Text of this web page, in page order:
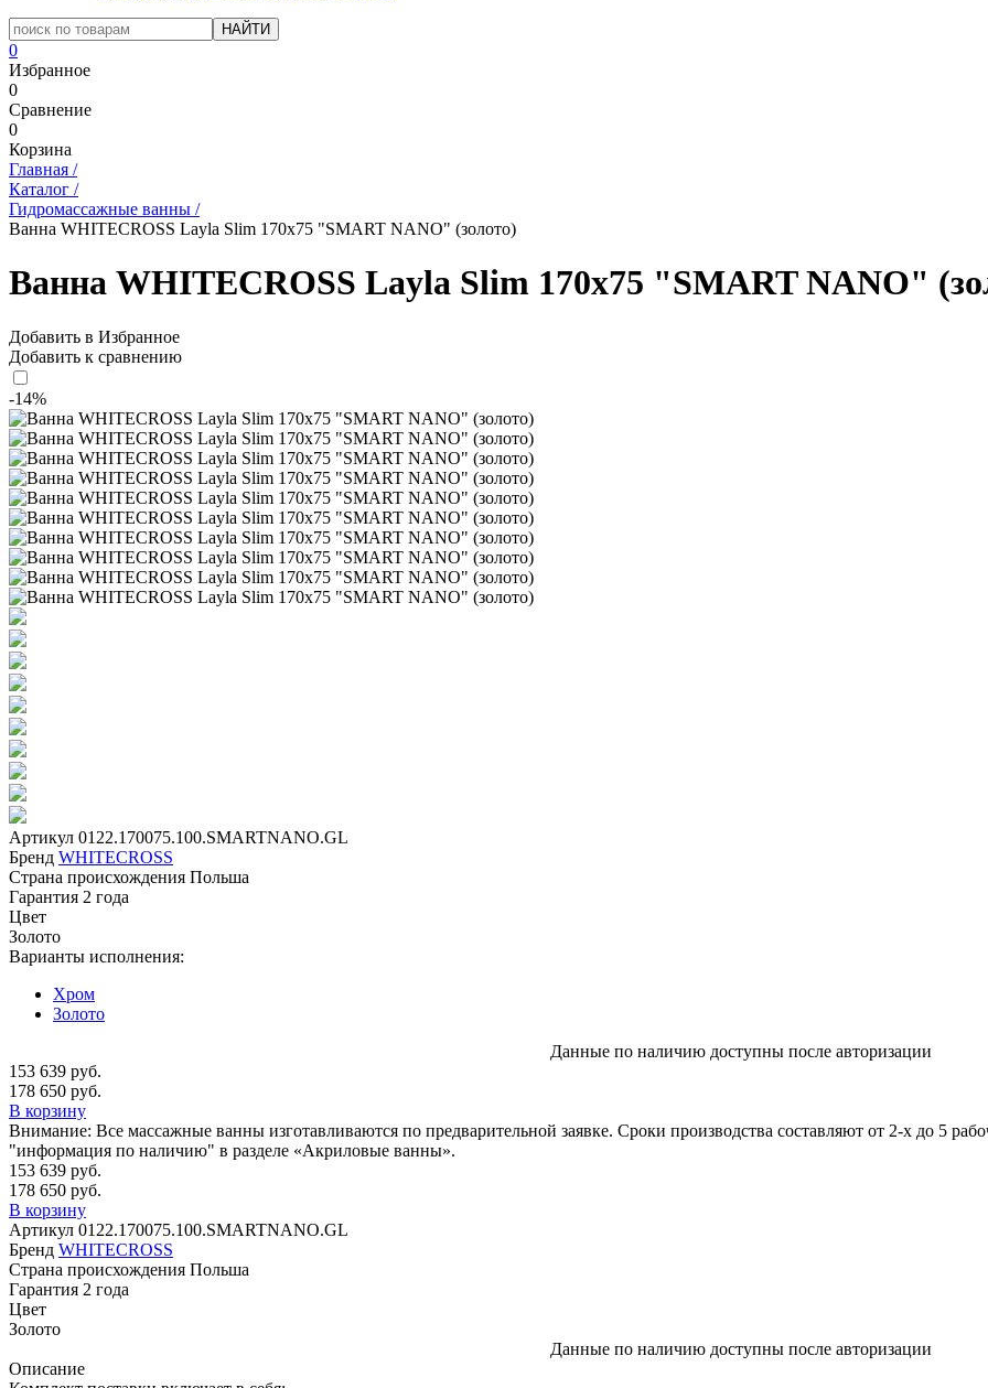
0
Избранное
0
Сравнение
0
Корзина
Главная /
Каталог /
Гидромассажные ванны /
Ванна WHITECROSS Layla Slim 170x75 "SMART NANO" (золото)
Ванна WHITECROSS Layla Slim 170x75 "SMART NANO"
Добавить в Избранное
Добавить к сравнению
-14%
Артикул 0122.170075.100.SMARTNANO.GL
Бренд WHITECROSS
Страна происхождения Польша
Гарантия 2 года
Цвет
Золото
Варианты исполнения:
Хром
Золото
Данные по наличию доступны после авторизации
153 639 руб.
178 650 руб.
В корзину
Внимание: Все массажные ванны изготавливаются по предварительной заявке. Сроки производства составляют от 2-х до 5
"информация по наличию" в разделе «Акриловые ванны».
153 639 руб.
178 650 руб.
В корзину
Артикул 0122.170075.100.SMARTNANO.GL
Бренд WHITECROSS
Страна происхождения Польша
Гарантия 2 года
Цвет
Золото
Данные по наличию доступны после авторизации
Описание